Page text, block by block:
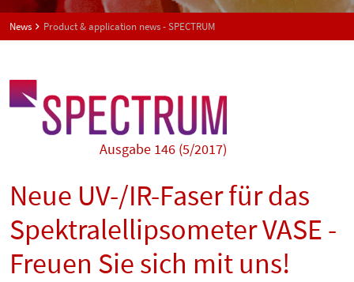
News Product & application news - SPECTRUM
Ausgabe 146 (5/2017)
Neue UV-/IR-Faser für das
Spektralellipsometer VASE -
Freuen Sie sich mit uns!